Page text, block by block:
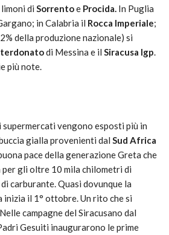
limoni di Sorrentoe Procida. In Puglia
in Calabria il Rocca Imperiale;
della produzione nazionale) si
di Messina e il Siracusa Igp.
più note.
vengono esposti più in
gialla provenienti dal Sud Africa
pace della generazione Greta che
gli oltre 10 mila chilometri di
carburante. Quasi dovunque la
il 1° ottobre. Un rito che si
campagne del Siracusano dal
Gesuiti inaugurarono le prime